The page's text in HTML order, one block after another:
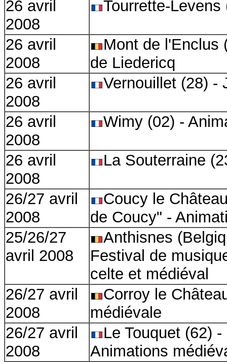
26 avril
2008
Tourrette-
26 avril
2008
Mont de l'Enclus
de Liedericq
26 avril
2008
Vernouillet (28) -
26 avril
2008
Wimy (02) -
26 avril
2008
La Souterraine
26/27 avril
2008
Coucy le
de Coucy" -
25/26/27
avril 2008
Anthisnes
Festival de
celte et médiéval
26/27 avril
2008
Corroy le
médiévale
26/27 avril
2008
Le Touquet (62)
Animations